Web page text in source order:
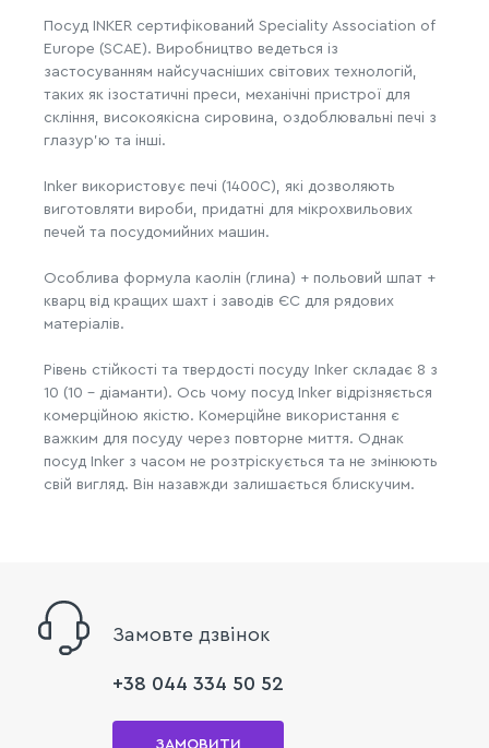
Посуд INKER сертифікований Speciality Association of
Europe (SCAE). Виробництво ведеться із
застосуванням найсучасніших світових технологій,
таких як ізостатичні преси, механічні пристрої для
скління, високоякісна сировина, оздоблювальні печі з
глазур'ю та інші.
Inker використовує печі (1400C), які дозволяють
виготовляти вироби, придатні для мікрохвильових
печей та посудомийних машин.
Особлива формула каолін (глина) + польовий шпат +
кварц від кращих шахт і заводів ЄС для рядових
матеріалів.
Рівень стійкості та твердості посуду Inker складає 8 з
10 (10 - діаманти). Ось чому посуд Inker відрізняється
комерційною якістю. Комерційне використання є
важким для посуду через повторне миття. Однак
посуд Inker з часом не розтріскується та не змінюють
свій вигляд. Він назавжди залишається блискучим.
Замовте дзвінок
+38 044 334 50 52
ЗАМОВИТИ